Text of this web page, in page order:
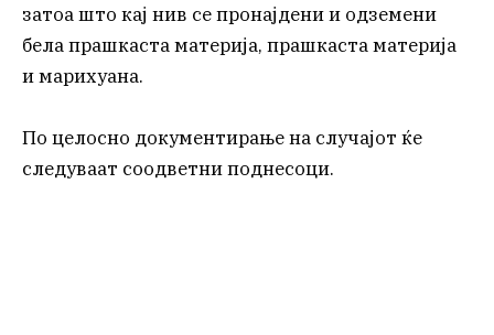
затоа што кај нив се пронајдени и одземени
бела прашкаста материја, прашкаста материја
и марихуана.
По целосно документирање на случајот ќе
следуваат соодветни поднесоци.